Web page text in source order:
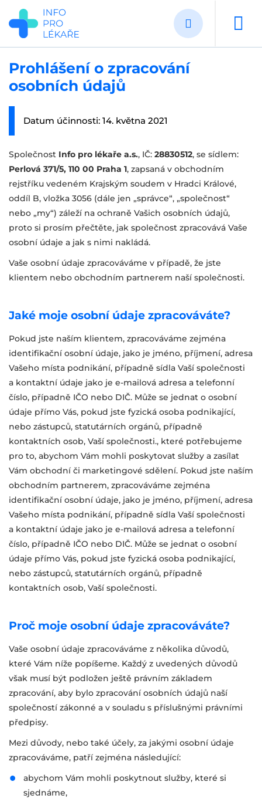
Přejít
hlavnímu
obsahu
Prohlášení o zpracování
osobních údajů
Datum účinnosti: 14. května 2021
Společnost Info pro lékaře a.s., IČ: 28830512, se sídlem:
Perlová 371/5, 110 00 Praha 1, zapsaná v obchodním
rejstříku vedeném Krajským soudem v Hradci Králové,
oddíl B, vložka 3056 (dále jen „správce“, „společnost“
nebo „my“) záleží na ochraně Vašich osobních údajů,
proto si prosím přečtěte, jak společnost zpracovává Vaše
osobní údaje a jak s nimi nakládá.
Vaše osobní údaje zpracováváme v případě, že jste
klientem nebo obchodním partnerem naší společnosti.
Jaké moje osobní údaje zpracováváte?
Pokud jste naším klientem, zpracováváme zejména
identifikační osobní údaje, jako je jméno, příjmení, adresa
Vašeho místa podnikání, případně sídla Vaší společnosti
a kontaktní údaje jako je e-mailová adresa a telefonní
číslo, případně IČO nebo DIČ. Může se jednat o osobní
údaje přímo Vás, pokud jste fyzická osoba podnikající,
nebo zástupců, statutárních orgánů, případně
kontaktních osob, Vaší společnosti., které potřebujeme
pro to, abychom Vám mohli poskytovat služby a zasílat
Vám obchodní či marketingové sdělení. Pokud jste naším
obchodním partnerem, zpracováváme zejména
identifikační osobní údaje, jako je jméno, příjmení, adresa
Vašeho místa podnikání, případně sídla Vaší společnosti
a kontaktní údaje jako je e-mailová adresa a telefonní
číslo, případně IČO nebo DIČ. Může se jednat o osobní
údaje přímo Vás, pokud jste fyzická osoba podnikající,
nebo zástupců, statutárních orgánů, případně
kontaktních osob, Vaší společnosti.
Proč moje osobní údaje zpracováváte?
Vaše osobní údaje zpracováváme z několika důvodů,
které Vám níže popíšeme. Každý z uvedených důvodů
však musí být podložen ještě právním základem
zpracování, aby bylo zpracování osobních údajů naší
společností zákonné a v souladu s příslušnými právními
předpisy.
Mezi důvody, nebo také účely, za jakými osobní údaje
zpracováváme, patří zejména následující:
abychom Vám mohli poskytnout služby, které si
sjednáme,